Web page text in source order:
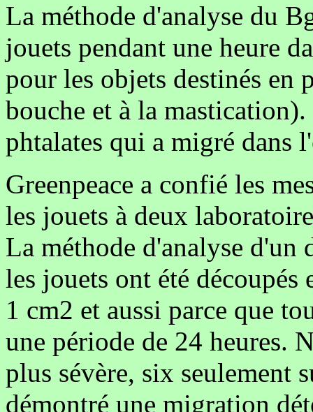
La méthode d'analyse du
jouets pendant une heure
pour les objets destinés
bouche et à la
phtalates qui a migré dans
Greenpeace a confié les
les jouets à deux
La méthode d'analyse d'un
les jouets ont été
1 cm2 et aussi parce que
une période de 24 heures.
plus sévère, six seulement
démontré une migration